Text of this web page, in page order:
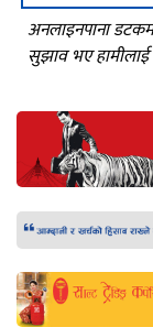
अनलाइनपाना
सुझाव भए हामीलाई